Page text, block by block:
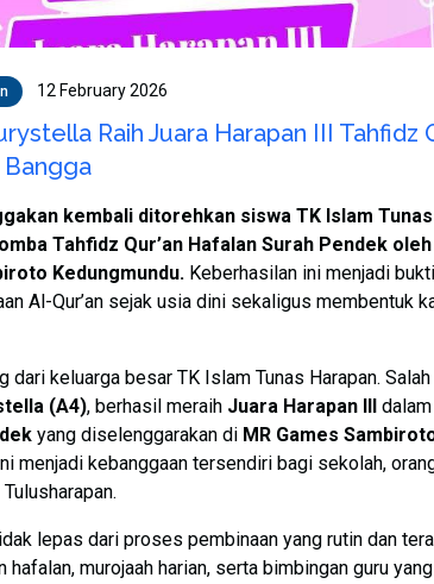
12 February 2026
Raih Juara Harapan III Tahfidz
Bangga
kembali ditorehkan siswa TK Islam
Tahfidz Qur’an Hafalan Surah Pendek
Kedungmundu. Keberhasilan ini menjadi
Al-Qur’an sejak usia dini sekaligus membentuk
dari keluarga besar TK Islam Tunas Harapan.
(A4), berhasil meraih Juara Harapan III dalam
yang diselenggarakan di MR Games
menjadi kebanggaan tersendiri bagi sekolah,
lepas dari proses pembinaan yang rutin dan
hafalan, murojaah harian, serta bimbingan guru